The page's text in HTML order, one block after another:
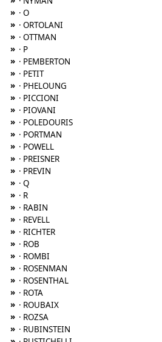
» · O
» · ORTOLANI
» · OTTMAN
» · P
» · PEMBERTON
» · PETIT
» · PHELOUNG
» · PICCIONI
» · PIOVANI
» · POLEDOURIS
» · PORTMAN
» · POWELL
» · PREISNER
» · PREVIN
» · Q
» · R
» · RABIN
» · REVELL
» · RICHTER
» · ROB
» · ROMBI
» · ROSENMAN
» · ROSENTHAL
» · ROTA
» · ROUBAIX
» · ROZSA
» · RUBINSTEIN